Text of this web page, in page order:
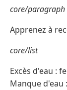
core/paragraph
Apprenez à
core/list
Excès d'eau :
Manque d'eau